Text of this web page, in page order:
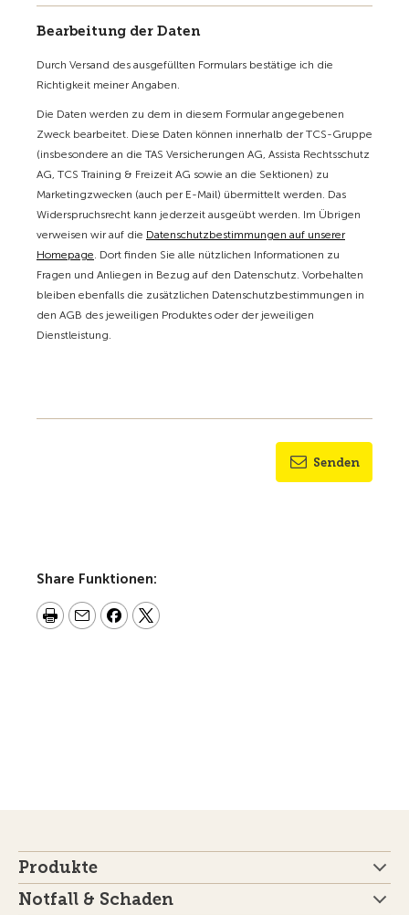
Bearbeitung der Daten
Durch Versand des ausgefüllten Formulars bestätige ich die
Richtigkeit meiner Angaben.
Die Daten werden zu dem in diesem Formular angegebenen
Zweck bearbeitet. Diese Daten können innerhalb der TCS-Gruppe
(insbesondere an die TAS Versicherungen AG, Assista Rechtsschutz
AG, TCS Training & Freizeit AG sowie an die Sektionen) zu
Marketingzwecken (auch per E-Mail) übermittelt werden. Das
Widerspruchsrecht kann jederzeit ausgeübt werden. Im Übrigen
verweisen wir auf die Datenschutzbestimmungen auf unserer
Homepage. Dort finden Sie alle nützlichen Informationen zu
Fragen und Anliegen in Bezug auf den Datenschutz. Vorbehalten
bleiben ebenfalls die zusätzlichen Datenschutzbestimmungen in
den AGB des jeweiligen Produktes oder der jeweiligen
Dienstleistung.
Senden
Share Funktionen:
Produkte
Notfall & Schaden